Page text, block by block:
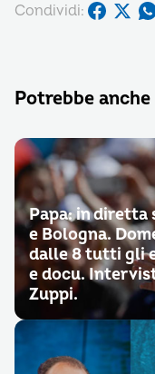
Condividi:
Potrebbe
Papa: in diretta
e Bologna.
dalle 8 tutti gli
e docu.
Zuppi.